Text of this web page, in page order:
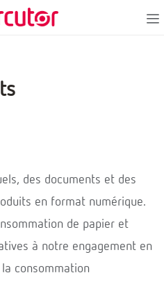
des documents et des
en format numérique.
de papier et
à notre engagement en
consommation